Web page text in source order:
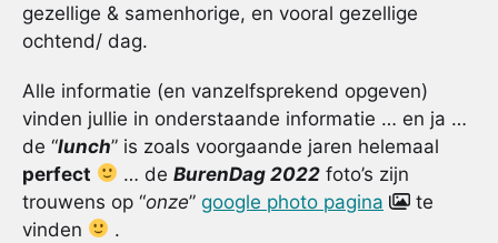
gezellige & samenhorige, en vooral gezellige
ochtend/ dag.
Alle informatie (en vanzelfsprekend opgeven)
vinden jullie in onderstaande informatie … en ja …
de “lunch” is zoals voorgaande jaren helemaal
perfect
… deBurenDag 2022 foto’s zijn
trouwens op “onze” google photo pagina
te
vinden
.